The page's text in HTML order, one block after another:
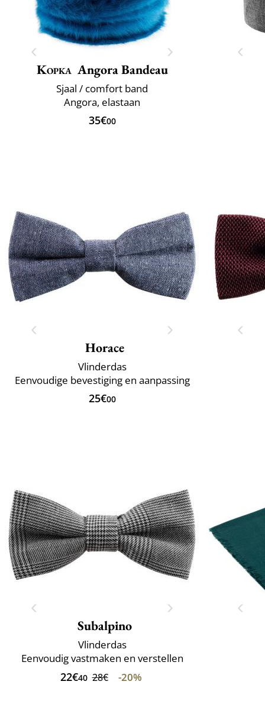
Kopka Angora Bandeau
Sjaal / comfort band
Angora, elastaan
35€00
Horace
Vlinderdas
Eenvoudige bevestiging en aanpassing
25€00
Subalpino
Vlinderdas
Eenvoudig vastmaken en verstellen
22€40 28€ -20%